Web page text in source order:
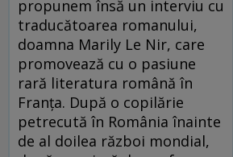
propunem însă un interviu cu
traducătoarea romanului,
doamna Marily Le Nir, care
promovează cu o pasiune
rară literatura română în
Franţa. După o copilărie
petrecută în România înainte
de al doilea război mondial,